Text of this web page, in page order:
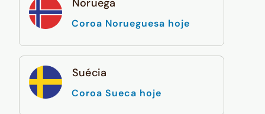
Noruega
Coroa Norueguesa hoje
Suécia
Coroa Sueca hoje